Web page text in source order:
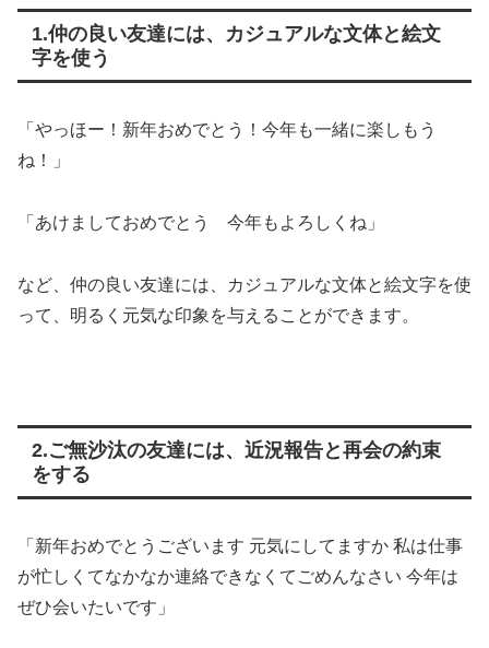
1.仲の良い友達には、カジュアルな文体と絵文
字を使う
「やっほー！新年おめでとう！今年も一緒に楽しもう
ね！」
「あけましておめでとう 今年もよろしくね」
など、仲の良い友達には、カジュアルな文体と絵文字を使
って、明るく元気な印象を与えることができます。
2.ご無沙汰の友達には、近況報告と再会の約束
をする
「新年おめでとうございます 元気にしてますか 私は仕事
が忙しくてなかなか連絡できなくてごめんなさい 今年は
ぜひ会いたいです」